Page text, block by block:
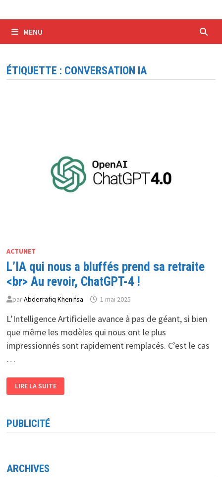
MENU
ÉTIQUETTE : CONVERSATION IA
ACTUNET
L’IA qui nous a bluffés prend sa retraite
<br> Au revoir, ChatGPT-4 !
parAbderrafiq Khenifsa 1 mai 2025
L’Intelligence Artificielle avance à pas de géant, si bien
que même les modèles qui nous ont le plus
impressionnés sont rapidement remplacés. C’est le cas
…
QUI
NOUS
SA
RETRAITE
4
!
LIRE LA SUITE
PUBLICITÉ
ARCHIVES